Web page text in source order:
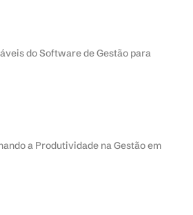
do Software de Gestão para
a Produtividade na Gestão em